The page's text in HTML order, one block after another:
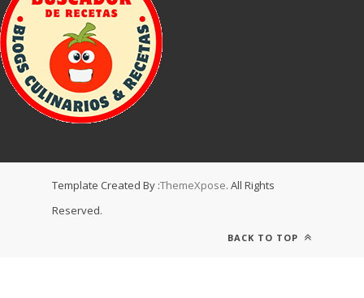
Template Created By :ThemeXpose. All Rights
Reserved.
BACK TO TOP